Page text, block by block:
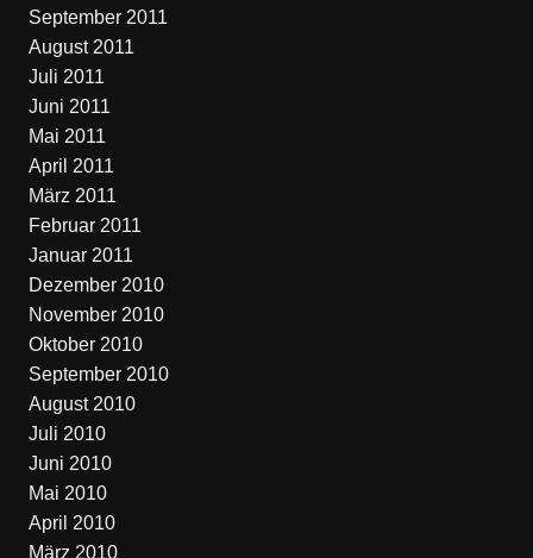
September 2011
August 2011
Juli 2011
Juni 2011
Mai 2011
April 2011
März 2011
Februar 2011
Januar 2011
Dezember 2010
November 2010
Oktober 2010
September 2010
August 2010
Juli 2010
Juni 2010
Mai 2010
April 2010
März 2010